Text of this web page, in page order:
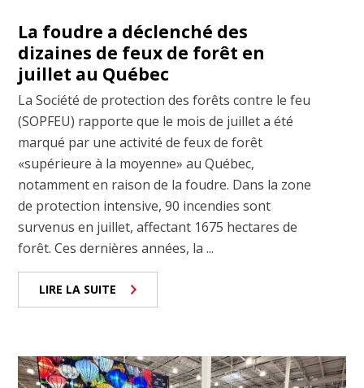
La foudre a déclenché des
dizaines de feux de forêt en
juillet au Québec
La Société de protection des forêts contre le feu
(SOPFEU) rapporte que le mois de juillet a été
marqué par une activité de feux de forêt
«supérieure à la moyenne» au Québec,
notamment en raison de la foudre. Dans la zone
de protection intensive, 90 incendies sont
survenus en juillet, affectant 1675 hectares de
forêt. Ces dernières années, la ...
LIRE LA SUITE